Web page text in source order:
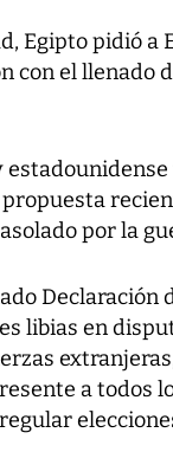
Egipto pidió a
con el llenado
por la
Declaración
libias en
a todos